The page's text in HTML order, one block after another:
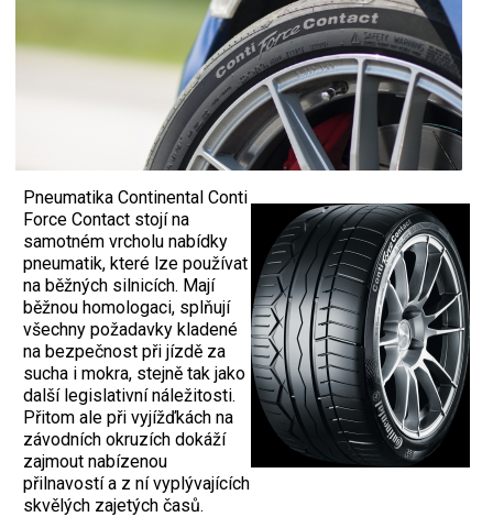
Pneumatika Continental Conti
Force Contact stojí na
samotném vrcholu nabídky
pneumatik, které lze používat
na běžných silnicích. Mají
běžnou homologaci, splňují
všechny požadavky kladené
na bezpečnost při jízdě za
sucha i mokra, stejně tak jako
další legislativní náležitosti.
Přitom ale při vyjížďkách na
závodních okruzích dokáží
zajmout nabízenou
přilnavostí a z ní vyplývajících
skvělých zajetých časů.